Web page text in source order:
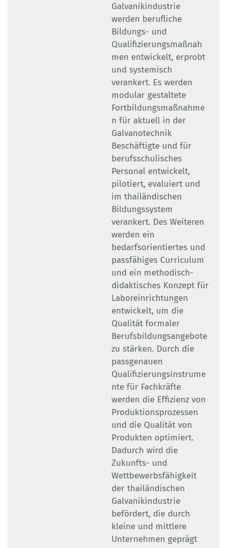
Galvanikindustrie
werden berufliche
Bildungs- und
Qualifizierungsmaßnah
men entwickelt, erprobt
und systemisch
verankert. Es werden
modular gestaltete
Fortbildungsmaßnahme
n für aktuell in der
Galvanotechnik
Beschäftigte und für
berufsschulisches
Personal entwickelt,
pilotiert, evaluiert und
im thailändischen
Bildungssystem
verankert. Des Weiteren
werden ein
bedarfsorientiertes und
passfähiges Curriculum
und ein methodisch-
didaktisches Konzept für
Laboreinrichtungen
entwickelt, um die
Qualität formaler
Berufsbildungsangebote
zu stärken. Durch die
passgenauen
Qualifizierungsinstrume
nte für Fachkräfte
werden die Effizienz von
Produktionsprozessen
und die Qualität von
Produkten optimiert.
Dadurch wird die
Zukunfts- und
Wettbewerbsfähigkeit
der thailändischen
Galvanikindustrie
befördert, die durch
kleine und mittlere
Unternehmen geprägt